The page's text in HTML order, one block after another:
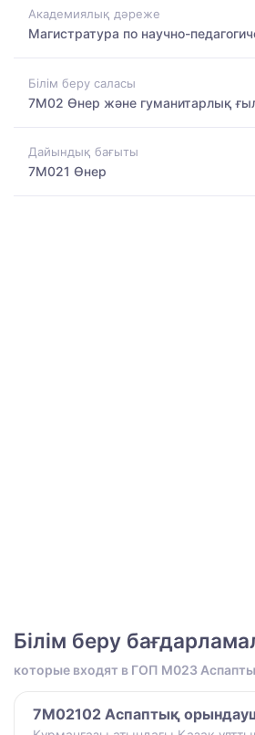
Академиялық дәреже
Магистратура по научно-
Білім беру саласы
7M02 Өнер және гуманитарлық
Дайындық бағыты
7M021 Өнер
Білім беру
которые входят в ГОП M023
7M02102 Аспаптық